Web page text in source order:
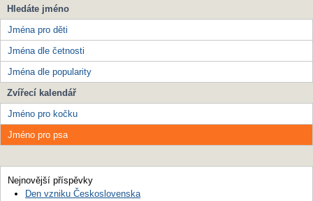
Hledáte jméno
Jména pro děti
Jména dle četnosti
Jména dle popularity
Zvířecí kalendář
Jméno pro kočku
Jméno pro psa
Nejnovější příspěvky
Den vzniku Československa